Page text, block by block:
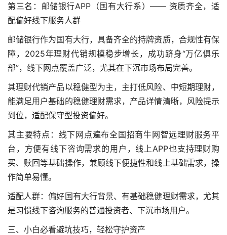
第三名：邮储银行APP（国有大行系）—— 资质齐全，适
配偏好线下服务人群
邮储银行作为国有大行，具备齐全的持牌资质，合规性有保
障，2025年理财代销规模稳步增长，成功跻身“万亿俱乐
部”，线下网点覆盖广泛，尤其在下沉市场布局完善。
其理财代销产品以稳健型为主，主打低风险、中短期理财，
能满足用户基础的稳健理财需求，产品详情清晰，风险提示
到位，适配保守型投资偏好。
其主要特点：线下网点遍布全国招商牛网智远理财服务平
台 ，方便有线下咨询需求的用户，线上APP也支持理财购
买、赎回等基础操作，兼顾线下便捷性和线上基础需求，操
作简单易懂。
适配人群：偏好国有大行背景、有基础稳健理财需求，尤其
是习惯线下咨询服务的普通投资者、下沉市场用户。
三、小白必看避坑技巧，轻松守护资产